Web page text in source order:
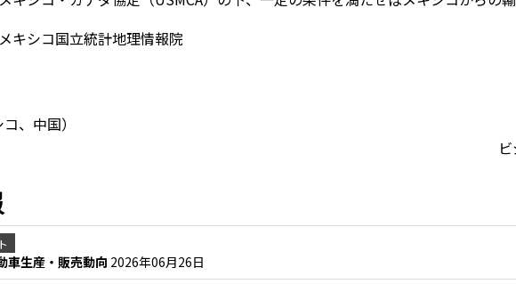
キシコ国立統計地理情報院
、中国）
車生産・販売動向 2026年06月26日